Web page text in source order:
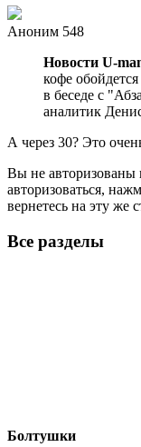
Аноним 548
Новости U-
кофе
в беседе с
аналитик
А через 30? Это
Вы не авторизованы
авторизоваться,
вернетесь на эту же
Все разделы
Болтушки